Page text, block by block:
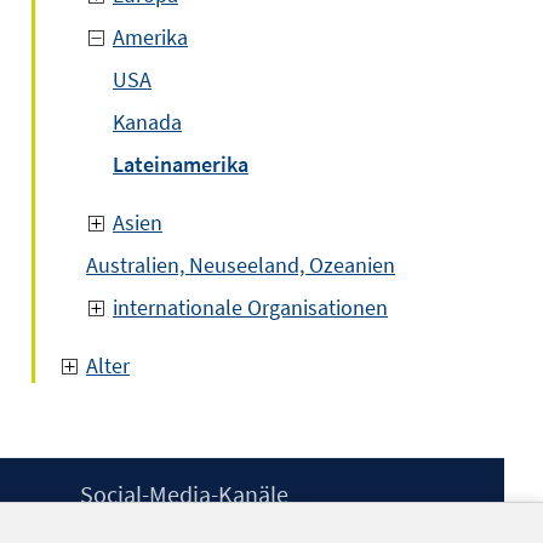
Amerika
USA
Kanada
Lateinamerika
Asien
Australien, Neuseeland, Ozeanien
internationale Organisationen
Alter
Social-Media-Kanäle